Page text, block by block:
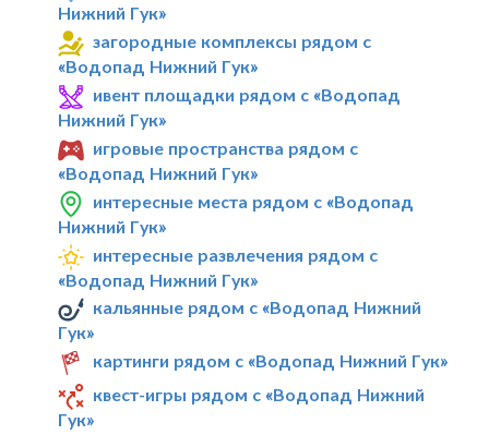
Нижний Гук»
загородные комплексы рядом с
«Водопад Нижний Гук»
ивент площадки рядом с «Водопад
Нижний Гук»
игровые пространства рядом с
«Водопад Нижний Гук»
интересные места рядом с «Водопад
Нижний Гук»
интересные развлечения рядом с
«Водопад Нижний Гук»
кальянные рядом с «Водопад Нижний
Гук»
картинги рядом с «Водопад Нижний Гук»
квест-игры рядом с «Водопад Нижний
Гук»